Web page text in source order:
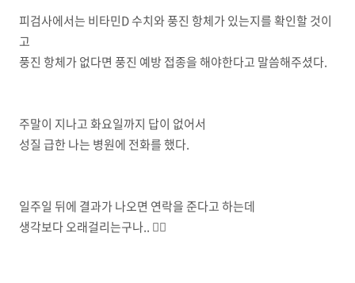
피검사에서는 비타민D 수치와 풍진 항체가 있는지를 확인할 것이
고
풍진 항체가 없다면 풍진 예방 접종을 해야한다고 말씀해주셨다.
주말이 지나고 화요일까지 답이 없어서
성질 급한 나는 병원에 전화를 했다.
일주일 뒤에 결과가 나오면 연락을 준다고 하는데
생각보다 오래걸리는구나.. 😮‍💨